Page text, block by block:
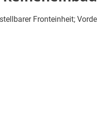
Fronteinheit;